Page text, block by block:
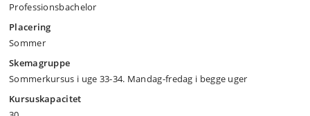
Professionsbachelor
Placering
Sommer
Skemagruppe
Sommerkursus i uge 33-34. Mandag-fredag i begge uger
Kursuskapacitet